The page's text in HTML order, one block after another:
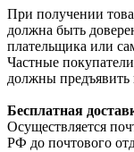
При получении
должна быть
плательщика или
Частные
должны предъявить
Бесплатная
Осуществляется
РФ до почтового